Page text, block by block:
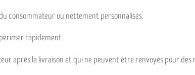
consommateur ou nettement personnalisés.
rapidement.
après la livraison et qui ne peuvent être renvoyés pour des